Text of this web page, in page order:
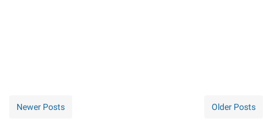
Newer Posts Older Posts